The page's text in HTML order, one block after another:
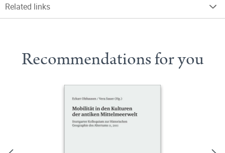
Related links
Recommendations for you